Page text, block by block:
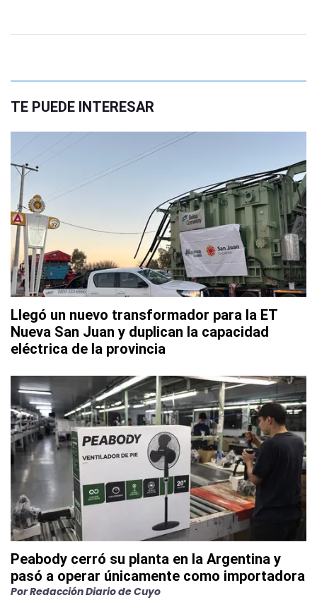
TE PUEDE INTERESAR
Llegó un nuevo transformador para la ET
Nueva San Juan y duplican la capacidad
eléctrica de la provincia
Peabody cerró su planta en la Argentina y
pasó a operar únicamente como importadora
PorRedacción Diario de Cuyo